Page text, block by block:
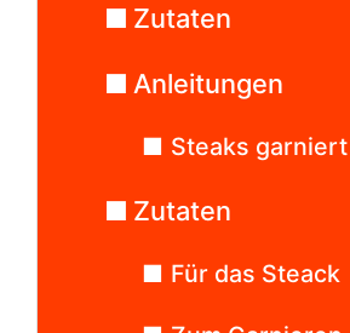
Zutaten
Anleitungen
Steaks garniert
Zutaten
Für das Steack